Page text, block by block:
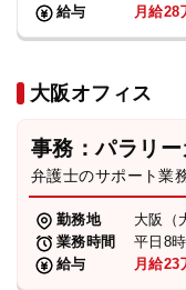
給与
月給28
大阪オフィス
事務：パラリー
弁護士のサポート業
勤務地
大阪（
業務時間
平日8
給与
月給23